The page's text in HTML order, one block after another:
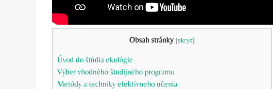
Obsah stránky [skryť]
Úvod do štúdia ekológie
Výber vhodného študijného programu
Metódy a techniky efektívneho učenia